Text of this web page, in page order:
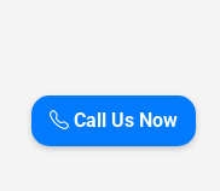
Call Us Now